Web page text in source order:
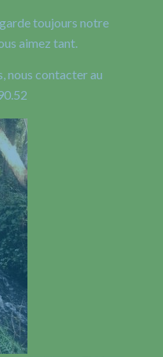
toujours notre
aimez tant.
nous contacter au